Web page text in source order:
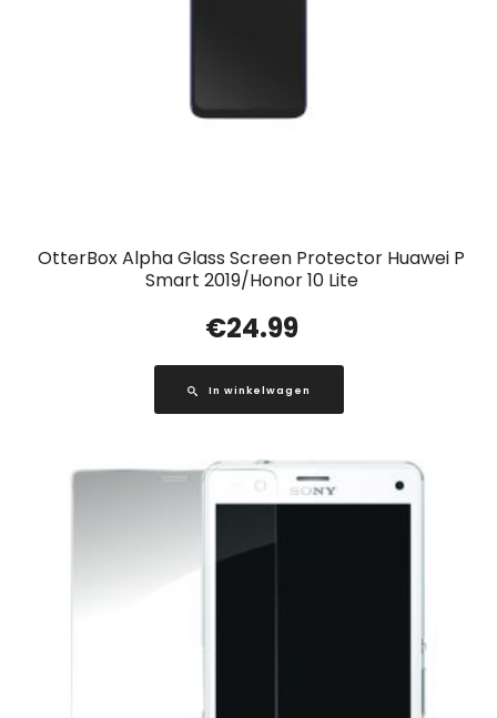
OtterBox Alpha Glass Screen Protector Huawei P
Smart 2019/Honor 10 Lite
€24.99
In winkelwagen